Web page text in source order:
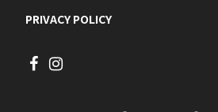
PRIVACY POLICY